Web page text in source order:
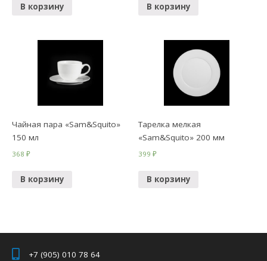
В корзину В корзину
Чайная пара «Sam&Squito»
150 мл
368₽
В корзину
Тарелка мелкая
«Sam&Squito» 200 мм
399₽
В корзину
+7 (905) 010 78 64